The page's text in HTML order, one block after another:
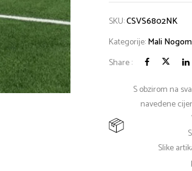
SKU:CSVS6802NK
Kategorije:Mali
Share :
S obzirom na
navedene
Slike